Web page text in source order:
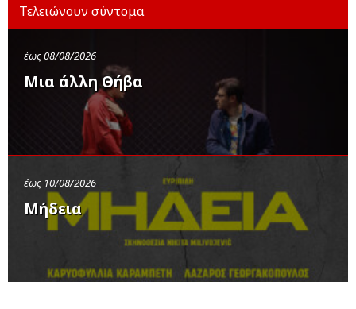
Τελειώνουν σύντομα
έως 08/08/2026
Μια άλλη Θήβα
έως 10/08/2026
Μήδεια